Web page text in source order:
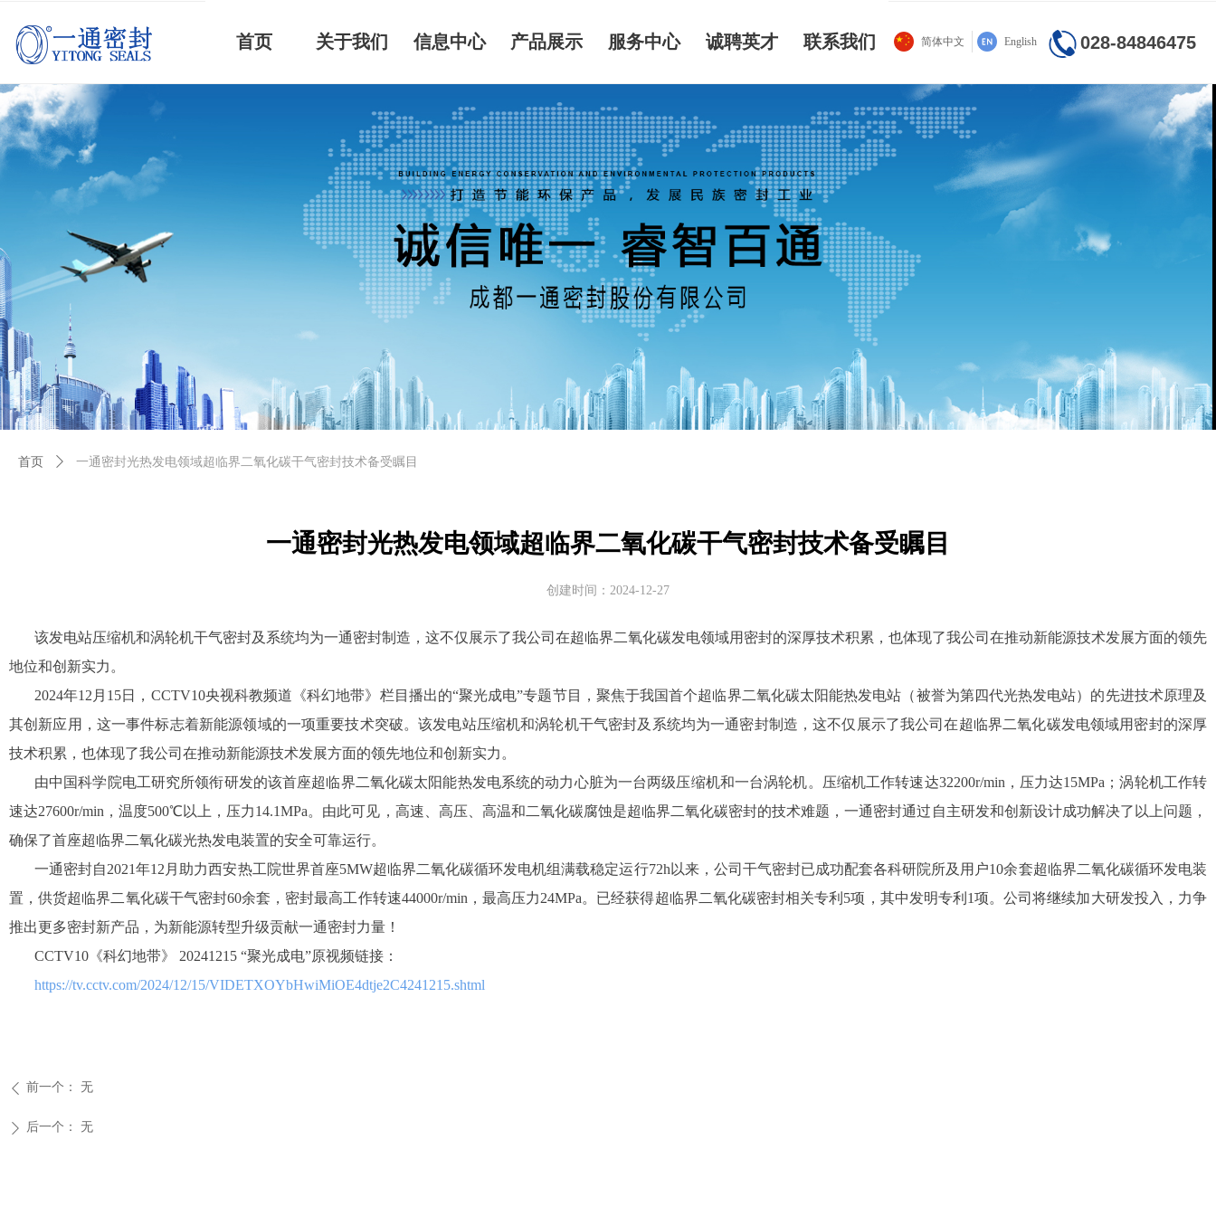
028-84846475
首页 关于我们 信息中心 产品展示 服务中心 诚聘英才 联系我们 简体中文 English
一通密封光热发电领域超临界二氧化碳干气密封技术备受瞩目
该发电站压缩机和涡轮机干气密封及系统均为一通密封制造，这不仅展示了我公司在超临界二氧化碳发电领域用密封的深厚技术积累，也体现了我公司在推动新能源技术发展方面的领先
地位和创新实力。
2024年12月15日，CCTV10央视科教频道《科幻地带》栏目播出的“聚光成电”专题节目，聚焦于我国首个超临界二氧化碳太阳能热发电站（被誉为第四代光热发电站）的先进技术原理及
其创新应用，这一事件标志着新能源领域的一项重要技术突破。该发电站压缩机和涡轮机干气密封及系统均为一通密封制造，这不仅展示了我公司在超临界二氧化碳发电领域用密封的深厚
技术积累，也体现了我公司在推动新能源技术发展方面的领先地位和创新实力。
由中国科学院电工研究所领衔研发的该首座超临界二氧化碳太阳能热发电系统的动力心脏为一台两级压缩机和一台涡轮机。压缩机工作转速达32200r/min，压力达15MPa；涡轮机工作转
速达27600r/min，温度500℃以上，压力14.1MPa。由此可见，高速、高压、高温和二氧化碳腐蚀是超临界二氧化碳密封的技术难题，一通密封通过自主研发和创新设计成功解决了以上问题，
确保了首座超临界二氧化碳光热发电装置的安全可靠运行。
一通密封自2021年12月助力西安热工院世界首座5MW超临界二氧化碳循环发电机组满载稳定运行72h以来，公司干气密封已成功配套各科研院所及用户10余套超临界二氧化碳循环发电装
置，供货超临界二氧化碳干气密封60余套，密封最高工作转速44000r/min，最高压力24MPa。已经获得超临界二氧化碳密封相关专利5项，其中发明专利1项。公司将继续加大研发投入，力争
推出更多密封新产品，为新能源转型升级贡献一通密封力量！
CCTV10《科幻地带》 20241215 “聚光成电”原视频链接：
https://tv.cctv.com/2024/12/15/VIDETXOYbHwiMiOE4dtje2C4241215.shtml
ꄴ 前一个： 无
ꄲ 后一个： 无
首页 ꄲ 一通密封光热发电领域超临界二氧化碳干气密封技术备受瞩目
创建时间： 2024-12-27